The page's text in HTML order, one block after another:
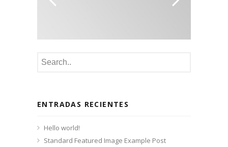
ENTRADAS RECIENTES
Hello world!
Standard Featured Image Example Post